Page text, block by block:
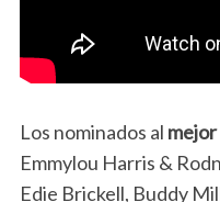
Los nominados al
Emmylou Harris &
Edie Brickell, Buddy